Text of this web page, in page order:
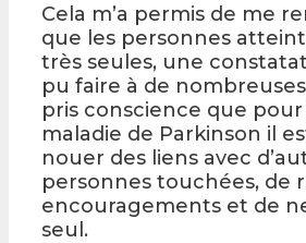
Cela m’a permis de me
que les personnes
très seules, une
pu faire à de nombreuses
pris conscience que pour
maladie de Parkinson il
nouer des liens avec
personnes touchées, de
encouragements et de
seul.